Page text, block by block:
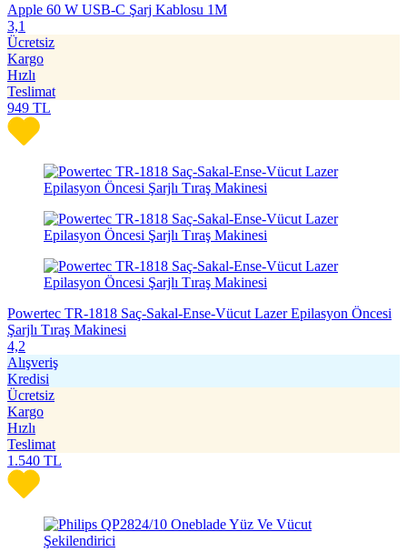
Apple 60 W USB-C Şarj Kablosu 1M
3,1
Ücretsiz
Kargo
Hızlı
Teslimat
949 TL
Powertec TR-1818 Saç-Sakal-Ense-Vücut Lazer Epilasyon Öncesi
Şarjlı Tıraş Makinesi
4,2
Alışveriş
Kredisi
Ücretsiz
Kargo
Hızlı
Teslimat
1.540 TL